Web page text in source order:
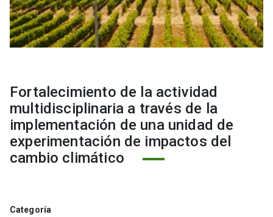
Fortalecimiento de la actividad
multidisciplinaria a través de la
implementación de una unidad de
experimentación de impactos del
cambio climático
Categoría